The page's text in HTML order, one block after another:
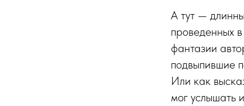
А тут —
проведенных
фантазии
подвыпившие
Или как
мог услышать